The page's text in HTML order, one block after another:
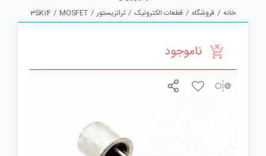
خانه / فروشگاه / قطعات الکترونیک / ترانزیستور /
MOSFET
/
3SK14
ناموجود